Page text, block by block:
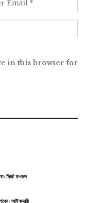
in this browser for
মির্জা ফখরুল
আইনমন্ত্রী